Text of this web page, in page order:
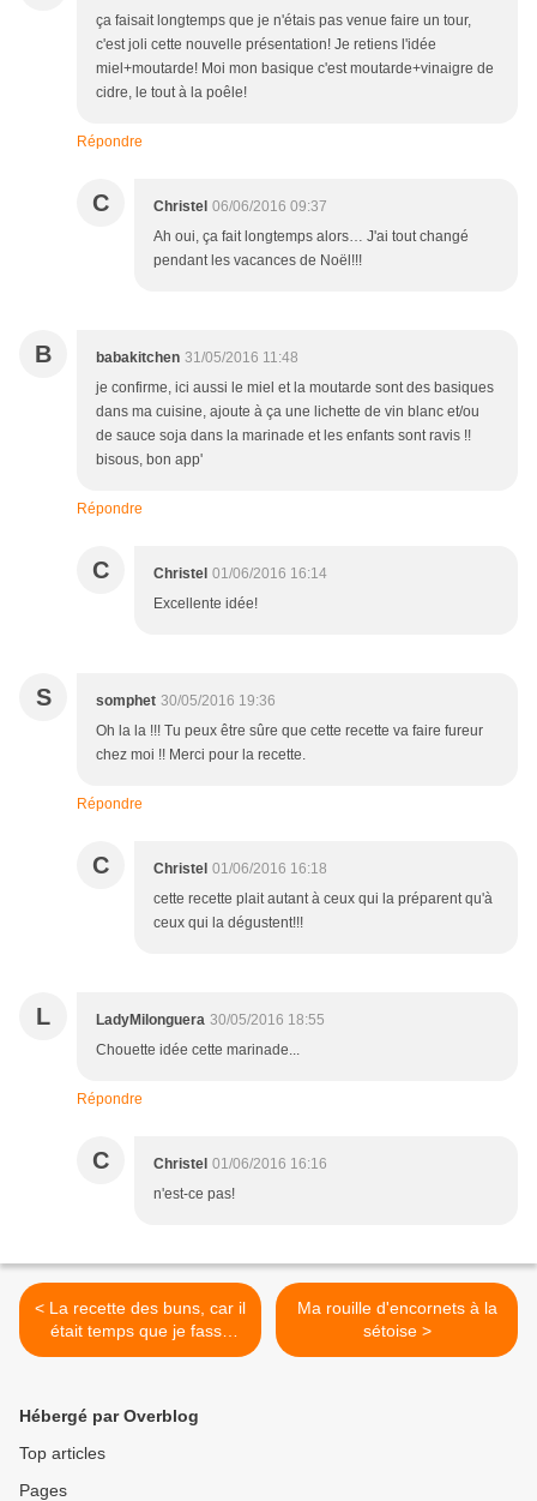
ça faisait longtemps que je n'étais pas venue faire un tour,
c'est joli cette nouvelle présentation! Je retiens l'idée
miel+moutarde! Moi mon basique c'est moutarde+vinaigre de
cidre, le tout à la poêle!
Répondre
C Christel 06/06/2016 09:37
Ah oui, ça fait longtemps alors… J'ai tout changé
pendant les vacances de Noël!!!
B babakitchen 31/05/2016 11:48
je confirme, ici aussi le miel et la moutarde sont des basiques
dans ma cuisine, ajoute à ça une lichette de vin blanc et/ou
de sauce soja dans la marinade et les enfants sont ravis !!
bisous, bon app'
Répondre
C Christel 01/06/2016 16:14
Excellente idée!
S somphet 30/05/2016 19:36
Oh la la !!! Tu peux être sûre que cette recette va faire fureur
chez moi !! Merci pour la recette.
Répondre
C Christel 01/06/2016 16:18
cette recette plait autant à ceux qui la préparent qu'à
ceux qui la dégustent!!!
L LadyMilonguera 30/05/2016 18:55
Chouette idée cette marinade...
Répondre
C Christel 01/06/2016 16:16
n'est-ce pas!
< La recette des buns, car il
était temps que je fasse
aussi les pains de nos
Ma rouille d'encornets à la
sétoise >
Hébergé par Overblog
Top articles
Pages